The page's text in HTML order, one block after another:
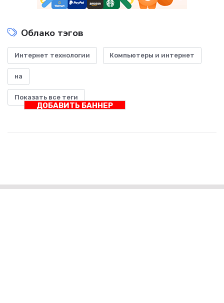
Облако тэгов
Интернет технологии Компьютеры и интернет
на
Показать все теги
ДОБАВИТЬ БАННЕР